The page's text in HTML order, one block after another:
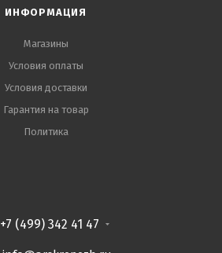
ИНФОРМАЦИЯ
Магазины
Условия оплаты
Условия доставки
Гарантия на товар
Политика
+7 (499) 342 41 47